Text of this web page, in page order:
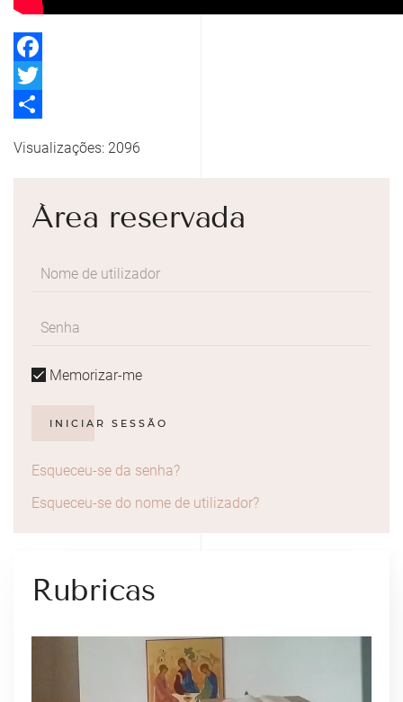
Facebook
Twitter
Visualizações: 2096
Área reservada
Memorizar-me
INICIAR SESSÃO
Esqueceu-se da senha?
Esqueceu-se do nome de utilizador?
Rubricas